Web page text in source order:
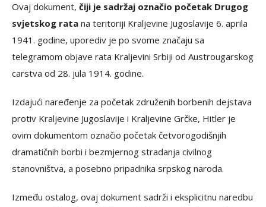
Ovaj dokument, čiji je sadržaj označio početak Drugog
svjetskog rata na teritoriji Kraljevine Jugoslavije 6. aprila
1941. godine, uporediv je po svome značaju sa
telegramom objave rata Kraljevini Srbiji od Austrougarskog
carstva od 28. jula 1914. godine.
Izdajući naređenje za početak združenih borbenih dejstava
protiv Kraljevine Jugoslavije i Kraljevine Grčke, Hitler je
ovim dokumentom označio početak četvorogodišnjih
dramatičnih borbi i bezmjernog stradanja civilnog
stanovništva, a posebno pripadnika srpskog naroda.
Između ostalog, ovaj dokument sadrži i eksplicitnu naredbu